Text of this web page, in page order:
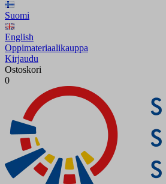
Suomi
English
Oppimateriaalikauppa
Kirjaudu
Ostoskori
0